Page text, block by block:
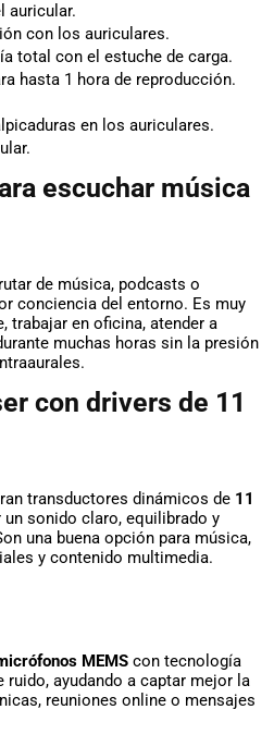
auricular.
con los auriculares.
total con el estuche de carga.
hasta 1 hora de reproducción.
en los auriculares.
escuchar música
de música, podcasts o
conciencia del entorno. Es muy
trabajar en oficina, atender a
muchas horas sin la presión
con drivers de 11
transductores dinámicos de 11
sonido claro, equilibrado y
una buena opción para música,
y contenido multimedia.
MEMS con tecnología
ruido, ayudando a captar mejor la
reuniones online o mensajes